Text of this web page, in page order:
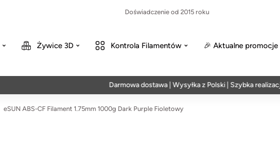
Doświadczenie od 2015 roku
Żywice 3D Kontrola Filamentów 🎉 Aktualne promocje
Darmowa dostawa | Wysyłka z Polski | Szybka realizacja w
eSUN ABS-CF Filament 1.75mm 1000g Dark Purple Fioletowy